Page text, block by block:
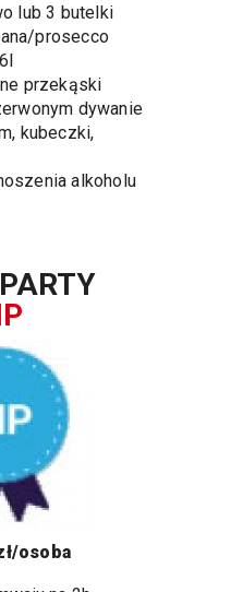
lub 3 butelki
prosecco
przekąski
dywanie
kubeczki,
alkoholu
osoba